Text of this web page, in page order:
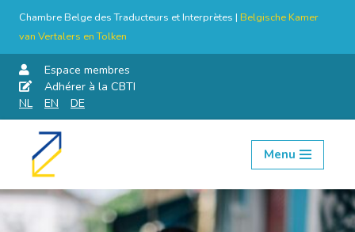
Chambre Belge des Traducteurs et Interprètes | Belgische Kamer
van Vertalers en Tolken
Espace membres
Adhérer à la CBTI
NL
EN DE
Aller
contenu
Menu